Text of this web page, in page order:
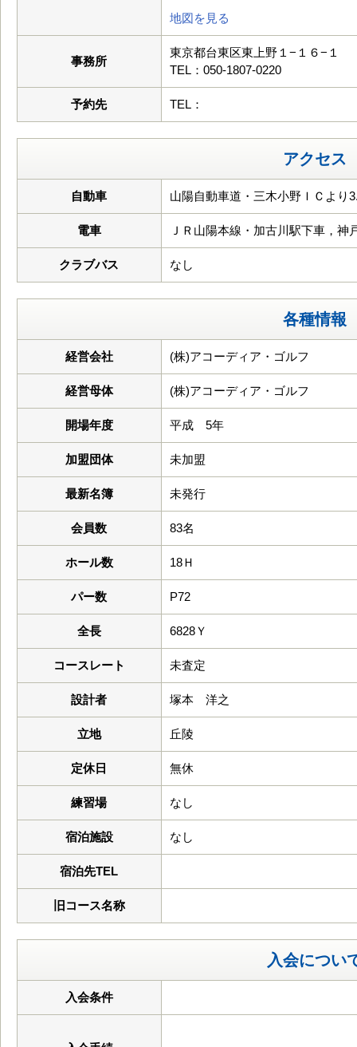
地図を見る
事務所
東京都台東区東上野１−１６−１
TEL：050-1807-0220
予約先 TEL：
アクセス
自動車 山陽自動車道・三木小野ＩＣより
電車 ＪＲ山陽本線・加古川駅下車，神
クラブバス なし
各種情報
経営会社 (株)アコーディア・ゴルフ
経営母体 (株)アコーディア・ゴルフ
開場年度 平成 5年
加盟団体 未加盟
最新名簿 未発行
会員数 83名
ホール数 18Ｈ
パー数 P72
全長 6828Ｙ
コースレート 未査定
設計者 塚本 洋之
立地 丘陵
定休日 無休
練習場 なし
宿泊施設 なし
宿泊先TEL
旧コース名称
入会につい
入会条件